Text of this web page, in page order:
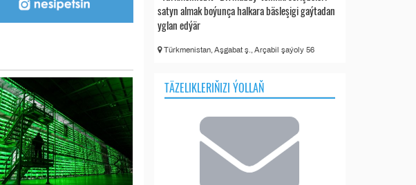
satyn almak boýunça halkara bäsleşigi gaýtadan
yglan edýär
Türkmenistan, Aşgabat ş., Arçabil şaýoly 56
TÄZELIKLERIŇIZI ÝOLLAŇ